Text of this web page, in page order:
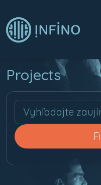
Projects
Hľadaj